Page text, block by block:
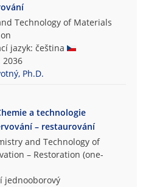
Technology of Materials
jazyk: čeština
2036
Ph.D.
a technologie
– restaurování
and Technology of
– Restoration (one-
jednooborový